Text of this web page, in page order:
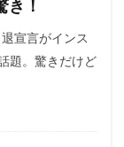
！
宣言がインス
題。驚きだけど